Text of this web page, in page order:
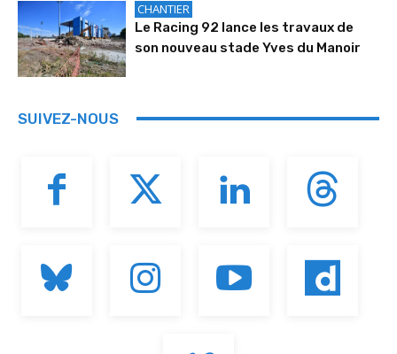
CHANTIER
Le Racing 92 lance les travaux de
son nouveau stade Yves du Manoir
SUIVEZ-NOUS